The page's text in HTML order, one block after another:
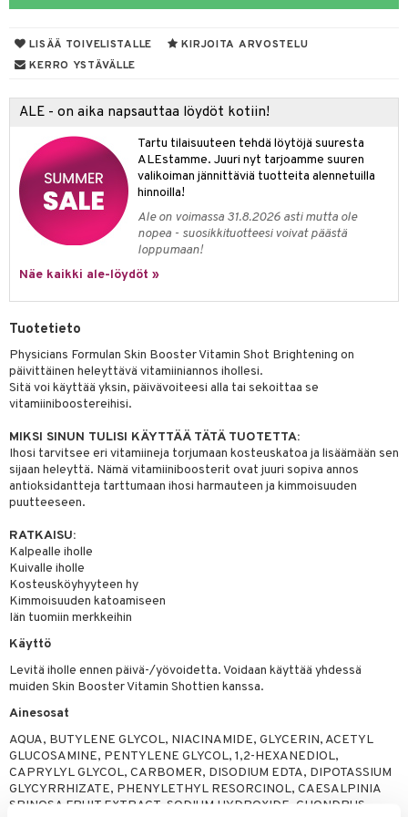
LISÄÄ TOIVELISTALLE
KIRJOITA ARVOSTELU
KERRO YSTÄVÄLLE
ALE - on aika napsauttaa löydöt kotiin!
Tartu tilaisuuteen tehdä löytöjä suuresta
ALEstamme. Juuri nyt tarjoamme suuren
valikoiman jännittäviä tuotteita alennetuilla
hinnoilla!
Ale on voimassa 31.8.2026 asti mutta ole
nopea - suosikkituotteesi voivat päästä
loppumaan!
Näe kaikki ale-löydöt »
Tuotetieto
Physicians Formulan Skin Booster Vitamin Shot Brightening on
päivittäinen heleyttävä vitamiiniannos ihollesi.
Sitä voi käyttää yksin, päivävoiteesi alla tai sekoittaa se
vitamiiniboostereihisi.
MIKSI SINUN TULISI KÄYTTÄÄ TÄTÄ TUOTETTA:
Ihosi tarvitsee eri vitamiineja torjumaan kosteuskatoa ja lisäämään sen
sijaan heleyttä. Nämä vitamiiniboosterit ovat juuri sopiva annos
antioksidantteja tarttumaan ihosi harmauteen ja kimmoisuuden
puutteeseen.
RATKAISU:
Kalpealle iholle
Kuivalle iholle
Kosteusköyhyyteen hy
Kimmoisuuden katoamiseen
Iän tuomiin merkkeihin
Käyttö
Levitä iholle ennen päivä-/yövoidetta. Voidaan käyttää yhdessä
muiden Skin Booster Vitamin Shottien kanssa.
Ainesosat
AQUA, BUTYLENE GLYCOL, NIACINAMIDE, GLYCERIN, ACETYL
GLUCOSAMINE, PENTYLENE GLYCOL, 1,2-HEXANEDIOL,
CAPRYLYL GLYCOL, CARBOMER, DISODIUM EDTA, DIPOTASSIUM
GLYCYRRHIZATE, PHENYLETHYL RESORCINOL, CAESALPINIA
SPINOSA FRUIT EXTRACT, SODIUM HYDROXIDE, CHONDRUS
& Highlighter
Päivävoide
hoito
/ Kajaali
&
tuotteet
hoito
poisto
hoito
& saippuat
tuotteet
& Viikset
shave balm
shave lotion
de cologne
de toilette
tuotteet
& saippuat
2: Kirkastus
3: Kosteutus
ja Vartalonhoito
ja naamiot
Huulten Hoito
Elixir
Happy
Happy For Men
Miehille
& Soujaus
& vastauksia